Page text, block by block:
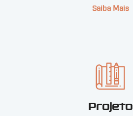
Saiba Mais
Projeto